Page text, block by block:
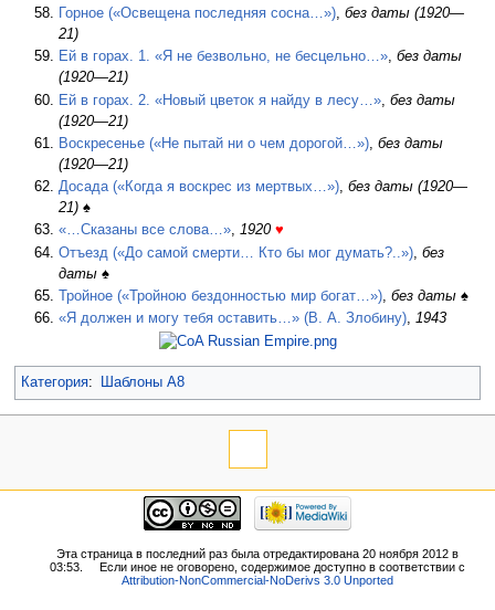
Горное («Освещена последняя сосна…»),без даты (1920—
21)
Ей в горах. 1. «Я не безвольно, не бесцельно…»,без даты
(1920—21)
Ей в горах. 2. «Новый цветок я найду в лесу…» ,без даты
(1920—21)
Воскресенье («Не пытай ни о чем дорогой…»),без даты
(1920—21)
Досада («Когда я воскрес из мертвых…»),без даты (1920—
21) ♠
«…Сказаны все слова…»,1920 ♥
Отъезд («До самой смерти… Кто бы мог думать?..») ,без
даты ♠
Тройное («Тройною бездонностью мир богат…»),без даты ♠
«Я должен и могу тебя оставить…» (В. А. Злобину),1943
Категория: Шаблоны А8
Эта страница в последний раз была отредактирована 20 ноября 2012 в
03:53.
Если иное не оговорено, содержимое доступно в соответствии с
Attribution-NonCommercial-NoDerivs 3.0 Unported